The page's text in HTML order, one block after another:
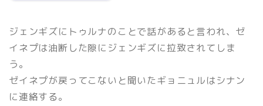
ジェンギズにトゥルナのことで話があると言われ、ゼ
イネプは油断した隙にジェンギズに拉致されてしま
う。
ゼイネプが戻ってこないと聞いたギョニュルはシナン
に連絡する。